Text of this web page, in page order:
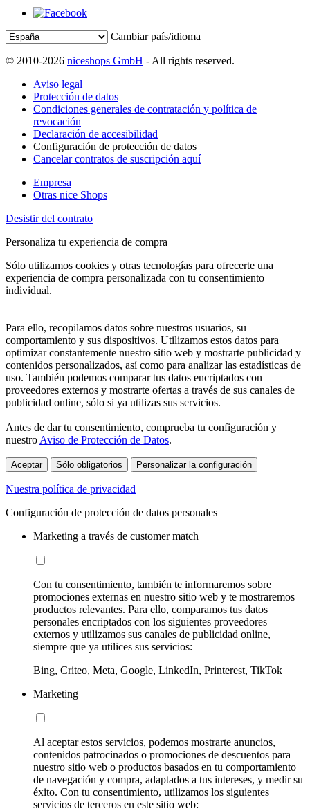
Cambiar país/idioma
© 2010-2026 niceshops GmbH - All rights reserved.
Aviso legal
Protección de datos
Condiciones generales de contratación y política de
revocación
Declaración de accesibilidad
Configuración de protección de datos
Cancelar contratos de suscripción aquí
Empresa
Otras nice Shops
Desistir del contrato
Personaliza tu experiencia de compra
Sólo utilizamos cookies y otras tecnologías para ofrecerte una
experiencia de compra personalizada con tu consentimiento
individual.
Para ello, recopilamos datos sobre nuestros usuarios, su
comportamiento y sus dispositivos. Utilizamos estos datos para
optimizar constantemente nuestro sitio web y mostrarte publicidad y
contenidos personalizados, así como para analizar las estadísticas de
uso. También podemos comparar tus datos encriptados con
proveedores externos y mostrarte ofertas a través de sus canales de
publicidad online, sólo si ya utilizas sus servicios.
Antes de dar tu consentimiento, comprueba tu configuración y
nuestro Aviso de Protección de Datos.
Aceptar Sólo obligatorios Personalizar la configuración
Nuestra política de privacidad
Configuración de protección de datos personales
Marketing a través de customer match
Con tu consentimiento, también te informaremos sobre
promociones externas en nuestro sitio web y te mostraremos
productos relevantes. Para ello, comparamos tus datos
personales encriptados con los siguientes proveedores
externos y utilizamos sus canales de publicidad online,
siempre que ya utilices sus servicios:
Bing, Criteo, Meta, Google, LinkedIn, Printerest, TikTok
Marketing
Al aceptar estos servicios, podemos mostrarte anuncios,
contenidos patrocinados o promociones de descuentos para
nuestro sitio web o productos basados en tu comportamiento
de navegación y compra, adaptados a tus intereses, y medir su
éxito. Con tu consentimiento, utilizamos los siguientes
servicios de terceros en este sitio web: